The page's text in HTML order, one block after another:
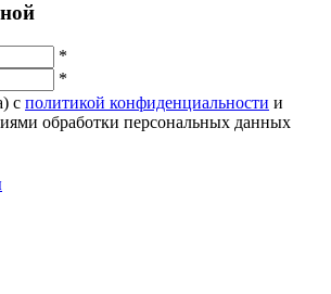
*
*
с политикой конфиденциальности и
обработки персональных данных